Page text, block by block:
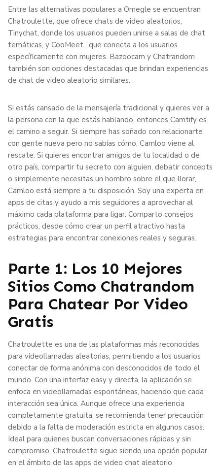
Entre las alternativas populares a Omegle se encuentran
Chatroulette, que ofrece chats de video aleatorios,
Tinychat, donde los usuarios pueden unirse a salas de chat
temáticas, y CooMeet , que conecta a los usuarios
específicamente con mujeres. Bazoocam y Chatrandom
también son opciones destacadas que brindan experiencias
de chat de video aleatorio similares.
Si estás cansado de la mensajería tradicional y quieres ver a
la persona con la que estás hablando, entonces Camtify es
el camino a seguir. Si siempre has soñado con relacionarte
con gente nueva pero no sabías cómo, Camloo viene al
rescate. Si quieres encontrar amigos de tu localidad o de
otro país, compartir tu secreto con alguien, debatir concepts
o simplemente necesitas un hombro sobre el que llorar,
Camloo está siempre a tu disposición. Soy una experta en
apps de citas y ayudo a mis seguidores a aprovechar al
máximo cada plataforma para ligar. Comparto consejos
prácticos, desde cómo crear un perfil atractivo hasta
estrategias para encontrar conexiones reales y seguras.
Parte 1: Los 10 Mejores
Sitios Como Chatrandom
Para Chatear Por Video
Gratis
Chatroulette es una de las plataformas más reconocidas
para videollamadas aleatorias, permitiendo a los usuarios
conectar de forma anónima con desconocidos de todo el
mundo. Con una interfaz easy y directa, la aplicación se
enfoca en videollamadas espontáneas, haciendo que cada
interacción sea única. Aunque ofrece una experiencia
completamente gratuita, se recomienda tener precaución
debido a la falta de moderación estricta en algunos casos.
Ideal para quienes buscan conversaciones rápidas y sin
compromiso, Chatroulette sigue siendo una opción popular
en el ámbito de las apps de video chat aleatorio.